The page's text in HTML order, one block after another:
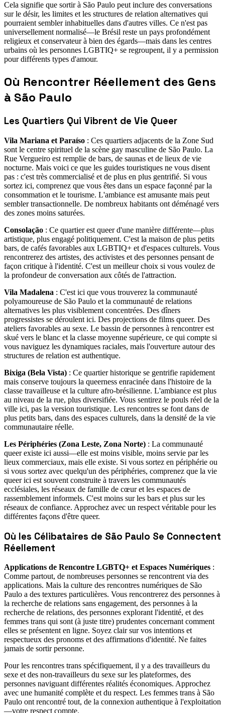
Cela signifie que sortir à São Paulo peut inclure des conversations
sur le désir, les limites et les structures de relation alternatives qui
pourraient sembler inhabituelles dans d'autres villes. Ce n'est pas
universellement normalisé—le Brésil reste un pays profondément
religieux et conservateur à bien des égards—mais dans les centres
urbains où les personnes LGBTIQ+ se regroupent, il y a permission
pour différents types d'amour.
Où Rencontrer Réellement des Gens
à São Paulo
Les Quartiers Qui Vibrent de Vie Queer
Vila Mariana et Paraíso : Ces quartiers adjacents de la Zone Sud
sont le centre spirituel de la scène gay masculine de São Paulo. La
Rue Vergueiro est remplie de bars, de saunas et de lieux de vie
nocturne. Mais voici ce que les guides touristiques ne vous disent
pas : c'est très commercialisé et de plus en plus gentrifié. Si vous
sortez ici, comprenez que vous êtes dans un espace façonné par la
consommation et le tourisme. L'ambiance est amusante mais peut
sembler transactionnelle. De nombreux habitants ont déménagé vers
des zones moins saturées.
Consolação : Ce quartier est queer d'une manière différente—plus
artistique, plus engagé politiquement. C'est la maison de plus petits
bars, de cafés favorables aux LGBTIQ+ et d'espaces culturels. Vous
rencontrerez des artistes, des activistes et des personnes pensant de
façon critique à l'identité. C'est un meilleur choix si vous voulez de
la profondeur de conversation aux côtés de l'attraction.
Vila Madalena : C'est ici que vous trouverez la communauté
polyamoureuse de São Paulo et la communauté de relations
alternatives les plus visiblement concentrées. Des dîners
progressistes se déroulent ici. Des projections de films queer. Des
ateliers favorables au sexe. Le bassin de personnes à rencontrer est
skué vers le blanc et la classe moyenne supérieure, ce qui compte si
vous naviguez les dynamiques raciales, mais l'ouverture autour des
structures de relation est authentique.
Bixiga (Bela Vista) : Ce quartier historique se gentrifie rapidement
mais conserve toujours la queerness enracinée dans l'histoire de la
classe travailleuse et la culture afro-brésilienne. L'ambiance est plus
au niveau de la rue, plus diversifiée. Vous sentirez le pouls réel de la
ville ici, pas la version touristique. Les rencontres se font dans de
plus petits bars, dans des espaces culturels, dans la densité de la vie
communautaire réelle.
Les Périphéries (Zona Leste, Zona Norte) : La communauté
queer existe ici aussi—elle est moins visible, moins servie par les
lieux commerciaux, mais elle existe. Si vous sortez en périphérie ou
si vous sortez avec quelqu'un des périphéries, comprenez que la vie
queer ici est souvent construite à travers les communautés
ecclésiales, les réseaux de famille de cœur et les espaces de
rassemblement informels. C'est moins sur les bars et plus sur les
réseaux de confiance. Approchez avec un respect véritable pour les
différentes façons d'être queer.
Où les Célibataires de São Paulo Se Connectent
Réellement
Applications de Rencontre LGBTQ+ et Espaces Numériques :
Comme partout, de nombreuses personnes se rencontrent via des
applications. Mais la culture des rencontres numériques de São
Paulo a des textures particulières. Vous rencontrerez des personnes à
la recherche de relations sans engagement, des personnes à la
recherche de relations, des personnes explorant l'identité, et des
femmes trans qui sont (à juste titre) prudentes concernant comment
elles se présentent en ligne. Soyez clair sur vos intentions et
respectueux des pronoms et des affirmations d'identité. Ne faites
jamais de sortir personne.
Pour les rencontres trans spécifiquement, il y a des travailleurs du
sexe et des non-travailleurs du sexe sur les plateformes, des
personnes naviguant différentes réalités économiques. Approchez
avec une humanité complète et du respect. Les femmes trans à São
Paulo ont rencontré tout, de la connexion authentique à l'exploitation
—votre respect compte.